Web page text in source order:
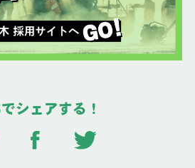
シェアする！